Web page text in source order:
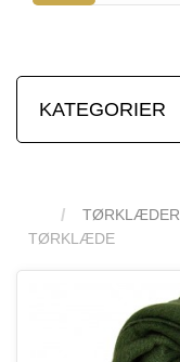
KATEGORIER
TØRKLÆDER
TØRKLÆDE